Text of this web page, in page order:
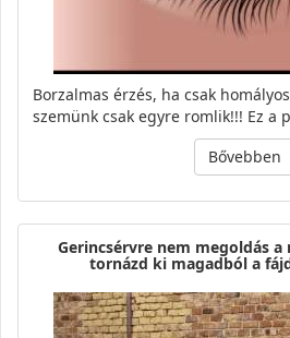
Borzalmas érzés, ha csak
szemünk csak egyre romlik!!! Ez a
Bővebben
Gerincsérvre nem megoldás
tornázd ki magadból a